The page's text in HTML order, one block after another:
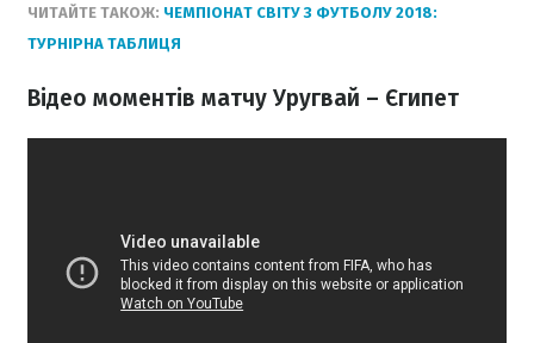
ЧИТАЙТЕ ТАКОЖ: ЧЕМПІОНАТ СВІТУ З ФУТБОЛУ 2018:
ТУРНІРНА ТАБЛИЦЯ
Відео моментів матчу Уругвай – Єгипет